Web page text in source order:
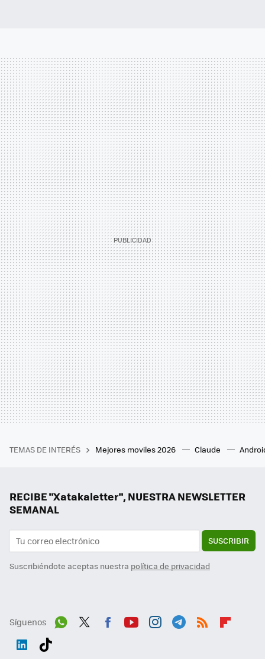
TEMAS DE INTERÉS Mejores moviles 2026 Claude
RECIBE "Xatakaletter", NUESTRA NEWSLETTER
SEMANAL
SUSCRIBIR
Suscribiéndote aceptas nuestra política de privacidad
Síguenos